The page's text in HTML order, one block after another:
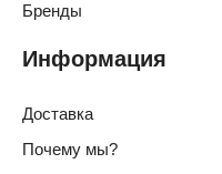
Бренды
Информация
Доставка
Почему мы?